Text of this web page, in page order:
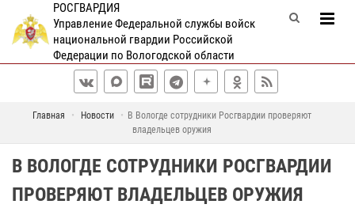
РОСГВАРДИЯ
Управление Федеральной службы войск
национальной гвардии Российской
Федерации по Вологодской области
Главная Новости
В Вологде сотрудники Росгвардии проверяют
владельцев оружия
В ВОЛОГДЕ СОТРУДНИКИ РОСГВАРДИИ
ПРОВЕРЯЮТ ВЛАДЕЛЬЦЕВ ОРУЖИЯ